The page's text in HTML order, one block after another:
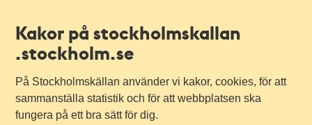
Kakor på stockholmskallan
.stockholm.se
På Stockholmskällan använder vi kakor, cookies, för att
sammanställa statistik och för att webbplatsen ska
fungera på ett bra sätt för dig.